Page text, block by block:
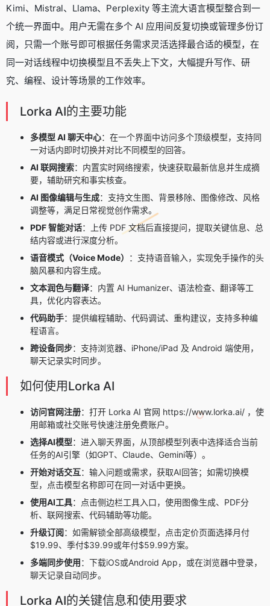
Kimi、Mistral、Llama、Perplexity 等主流大语言模型整合到一
个统一界面中。用户无需在多个 AI 应用间反复切换或管理多份订
阅，只需一个账号即可根据任务需求灵活选择最合适的模型，在
同一对话线程中切换模型且不丢失上下文，大幅提升写作、研
究、编程、设计等场景的工作效率。
Lorka AI的主要功能
多模型 AI 聊天中心：在一个界面中访问多个顶级模型，支持同
一对话内即时切换并对比不同模型的回答。
AI 联网搜索：内置实时网络搜索，快速获取最新信息并生成摘
要，辅助研究和事实核查。
AI 图像编辑与生成：支持文生图、背景移除、图像修改、风格
调整等，满足日常视觉创作需求。
PDF 智能对话：上传 PDF 文档后直接提问，提取关键信息、总
结内容或进行深度分析。
语音模式（Voice Mode）
：支持语音输入，实现免手操作的头
脑风暴和内容生成。
文本润色与翻译：内置 AI Humanizer、语法检查、翻译等工
具，优化内容表达。
代码助手：提供编程辅助、代码调试、重构建议，支持多种编
程语言。
跨设备同步：支持浏览器、iPhone/iPad 及 Android 端使用，
聊天记录实时同步。
如何使用Lorka AI
访问官网注册：打开 Lorka AI 官网 https://www.lorka.ai/ ，使
用邮箱或社交账号快速注册免费账户。
选择AI模型：进入聊天界面，从顶部模型列表中选择适合当前
任务的AI引擎（如GPT、Claude、Gemini等）。
开始对话交互：输入问题或需求，获取AI回答；如需切换模
型，点击模型名称即可在同一对话中更换。
使用AI工具：点击侧边栏工具入口，使用图像生成、PDF分
析、联网搜索、代码辅助等功能。
升级订阅：如需解锁全部高级模型，点击定价页面选择月付
$19.99、季付$39.99或年付$59.99方案。
多端同步使用：下载iOS或Android App，或在浏览器中登录，
聊天记录自动同步。
Lorka AI的关键信息和使用要求